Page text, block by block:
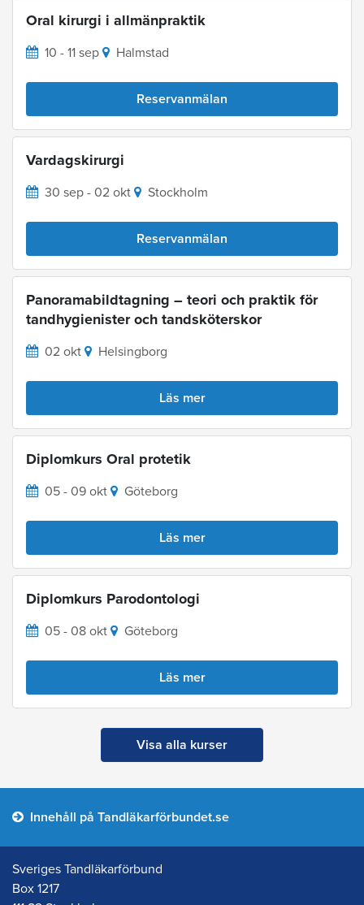
Oral kirurgi i allmänpraktik
10 - 11 sep Halmstad
Reservanmälan
Vardagskirurgi
30 sep - 02 okt Stockholm
Reservanmälan
Panoramabildtagning – teori och praktik för
tandhygienister och tandsköterskor
02 okt Helsingborg
Läs mer
Diplomkurs Oral protetik
05 - 09 okt Göteborg
Läs mer
Diplomkurs Parodontologi
05 - 08 okt Göteborg
Läs mer
Visa alla kurser
Innehåll på Tandläkarförbundet.se
Sveriges Tandläkarförbund
Box 1217